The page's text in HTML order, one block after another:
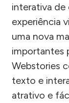
interativa de
experiência
uma nova
importantes
Webstories
texto e
atrativo e